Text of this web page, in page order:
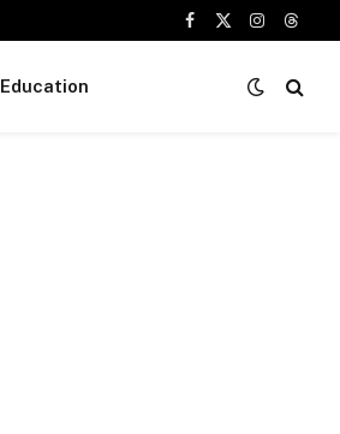
Facebook
X
Instagram
Education